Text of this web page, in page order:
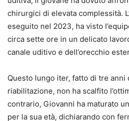
chirurgici di elevata complessità.
eseguito nel 2023, ha visto
circa sette ore in un delicato
canale uditivo e dell’orecchio
Questo lungo iter, fatto di tre anni
riabilitazione, non ha scalfito
contrario, Giovanni ha maturato
per la sua età, dichiarando con